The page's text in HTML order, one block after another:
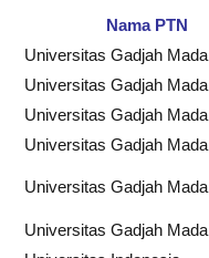
Nama PTN
Universitas Gadjah Mada
Universitas Gadjah Mada
Universitas Gadjah Mada
Universitas Gadjah Mada
Universitas Gadjah Mada
Universitas Gadjah Mada